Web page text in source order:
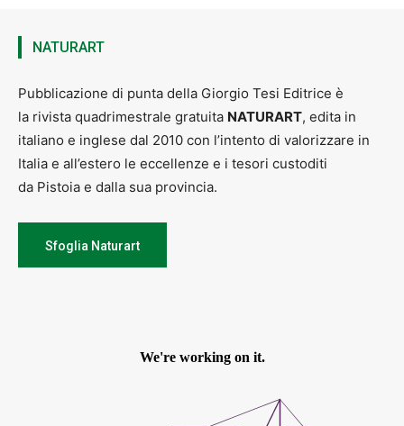
NATURART
Pubblicazione di punta della Giorgio Tesi Editrice è
la rivista quadrimestrale gratuita NATURART, edita in
italiano e inglese dal 2010 con l’intento di valorizzare in
Italia e all’estero le eccellenze e i tesori custoditi
da Pistoia e dalla sua provincia.
Sfoglia Naturart